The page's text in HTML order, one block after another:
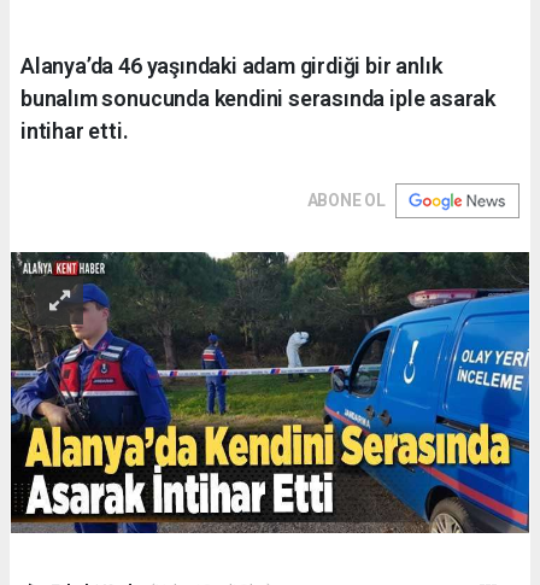
Alanya’da 46 yaşındaki adam girdiği bir anlık
bunalım sonucunda kendini serasında iple asarak
intihar etti.
ABONE OL